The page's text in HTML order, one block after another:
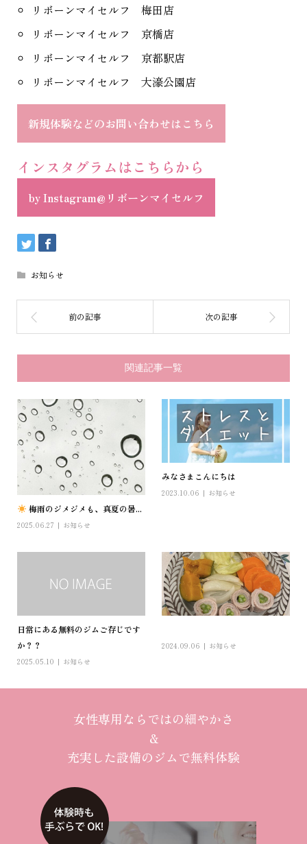
リボーンマイセルフ 梅田店
リボーンマイセルフ 京橋店
リボーンマイセルフ 京都駅店
リボーンマイセルフ 大濠公園店
新規体験などのお問い合わせはこちら
インスタグラムはこちらから
by Instagram@リボーンマイセルフ
お知らせ
関連記事一覧
梅雨のジメジメも、真夏の暑...
2025.06.27 お知らせ
みなさまこんにちは
2023.10.06 お知らせ
日常にある無料のジムご存じです
か？？
2025.05.10 お知らせ
2024.09.06 お知らせ
女性専用ならではの細やかさ
＆
充実した設備のジムで無料体験